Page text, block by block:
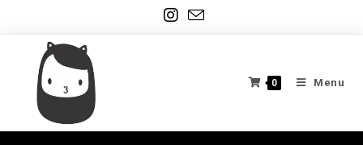
0 Menu